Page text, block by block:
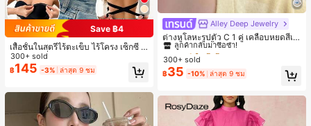
Save ฿4
เสื้อชั้นในสตรีไร้ตะเข็บ ไร้โครง เซ็กซี่ ด้
านข้างไม่ลื่น แผ่นรองถอดได้ ลายไขว้ห
ลัง ไร้สาย สบายตลอดวัน
300+ sold
฿145 -3% ล่าสุด 9 ชม
Alley Deep Jewelry
ต่างหูโลหะรูปตัว C 1 คู่ เคลือบหยดสีเห
ลือง ลายจุดสีน้ำเงิน สไตล์ยุโรปและอเม
ริกัน แฟชั่นส่วนตัว หวานและสง่างาม
สำหรับผู้หญิงและเด็กหญิง สำหรับการเ
ดินทาง งานแต่งงาน ปาร์ตี้ วันเกิด ของ
#1 ขายดี ใน โบโฮ ต่างหูผู้หญิง
ลูกค้ากลับมาซื้อซ้ำ!
เกือบหมดแล้ว!
#1 ขายดี ใน โบโฮ ต่างหูผู้หญิง
ลูกค้ากลับมาซื้อซ้ำ!
เกือบหมดแล้ว!
#1 ขายดี ใน โบโฮ ต่างหูผู้หญิง
ลูกค้ากลับมาซื้อซ้ำ!
เกือบหมดแล้ว!
#1 ขายดี ใน โบโฮ ต่างหูผู้หญิง
เกือบหมดแล้ว!
300+ sold
฿35 -10% ล่าสุด 9 ชม